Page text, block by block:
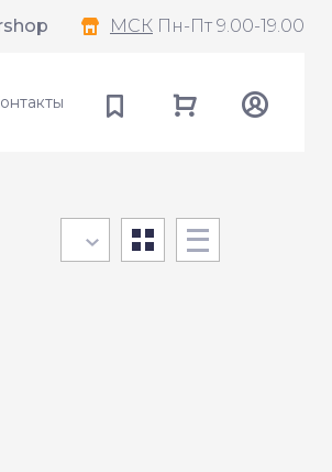
МСК Пн-Пт 9.00-19.00